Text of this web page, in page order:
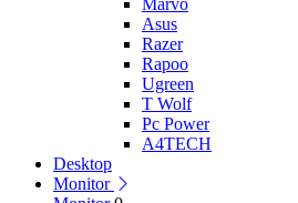
Marvo
Asus
Razer
Rapoo
Ugreen
T Wolf
Pc Power
A4TECH
Desktop
Monitor